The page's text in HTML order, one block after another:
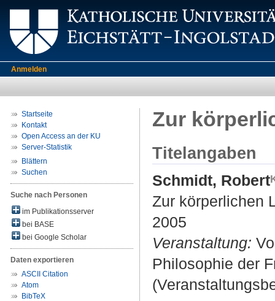
Anmelden
Startseite
Kontakt
Open Access an der KU
Server-Statistik
Blättern
Suchen
Suche nach Personen
im Publikationsserver
bei BASE
bei Google Scholar
Daten exportieren
ASCII Citation
Atom
BibTeX
Zur
Titelangaben
Schmidt, Robert
Zur körperlichen
2005
Veranstaltung:
Philosophie der